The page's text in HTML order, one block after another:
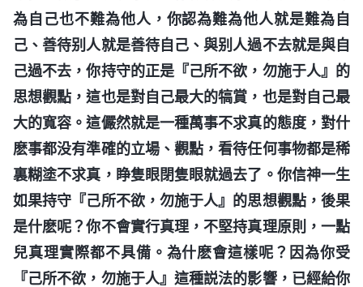
為自己也不難為他人，你認為難為他人就是難為自
己、善待别人就是善待自己、與别人過不去就是與自
己過不去，你持守的正是『己所不欲，勿施于人』的
思想觀點，這也是對自己最大的犒賞，也是對自己最
大的寬容。這儼然就是一種萬事不求真的態度，對什
麽事都没有準確的立場、觀點，看待任何事物都是稀
裏糊塗不求真，睁隻眼閉隻眼就過去了。你信神一生
如果持守『己所不欲，勿施于人』的思想觀點，後果
是什麽呢？你不會實行真理，不堅持真理原則，一點
兒真理實際都不具備。為什麽會這樣呢？因為你受
『己所不欲，勿施于人』這種説法的影響，已經給你